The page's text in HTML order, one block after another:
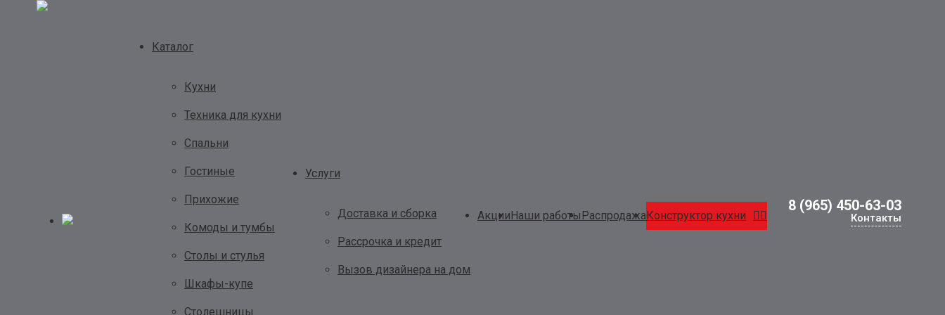
Каталог
Кухни
Техника для кухни
Спальни
Гостиные
Прихожие
Комоды и тумбы
Столы и стулья
Шкафы-купе
Столешницы
Услуги
Доставка и сборка
Рассрочка и кредит
Вызов дизайнера на дом
АкцииНаши работыРаспродажаКонструктор кухни
8 (965) 450-63-03
Контакты